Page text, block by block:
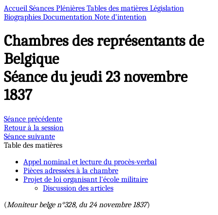
Accueil Séances Plénières Tables des matières Législation
Biographies Documentation Note d’intention
Chambres des représentants de
Belgique
Séance du jeudi 23 novembre
1837
Séance précédente
Retour à la session
Séance suivante
Table des matières
Appel nominal et lecture du procès-verbal
Pièces adressées à la chambre
Projet de loi organisant l'école militaire
Discussion des articles
(Moniteur belge n°328, du 24 novembre 1837)